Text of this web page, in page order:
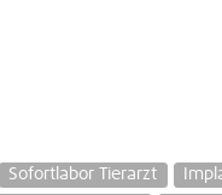
Sofortlabor Tierarzt